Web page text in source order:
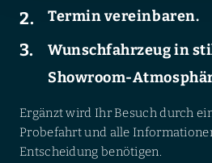
Termin vereinbaren.
Wunschfahrzeug in
Showroom-
Ergänzt wird Ihr Besuch durch
Probefahrt und alle
Entscheidung benötigen.